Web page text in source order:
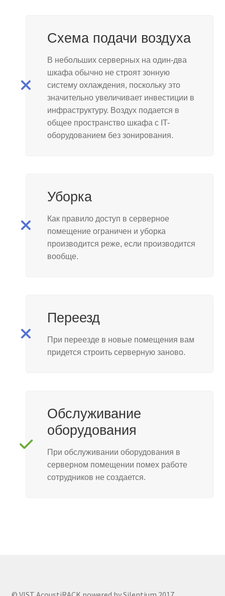
Схема подачи воздуха
В небольших серверных на один-два
шкафа обычно не строят зонную
систему охлаждения, поскольку это
значительно увеличивает инвестиции в
инфраструктуру. Воздух подается в
общее пространство шкафа с IT-
оборудованием без зонирования.
Уборка
Как правило доступ в серверное
помещение ограничен и уборка
производится реже, если производится
вообще.
Переезд
При переезде в новые помещения вам
придется строить серверную заново.
Обслуживание
оборудования
При обслуживании оборудования в
серверном помещении помех работе
сотрудников не создается.